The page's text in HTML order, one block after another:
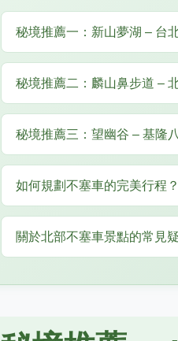
秘境推薦一：新山夢湖 – 台
秘境推薦二：麟山鼻步道 –
秘境推薦三：望幽谷 – 基隆
如何規劃不塞車的完美行程
關於北部不塞車景點的常見